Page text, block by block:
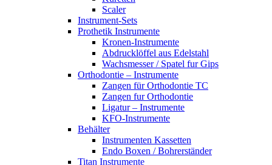
Scaler
Instrument-Sets
Prothetik Instrumente
Kronen-Instrumente
Abdrucklöffel aus Edelstahl
Wachsmesser / Spatel fur Gips
Orthodontie – Instrumente
Zangen für Orthodontie TC
Zangen fur Orthodontie
Ligatur – Instrumente
KFO-Instrumente
Behälter
Instrumenten Kassetten
Endo Boxen / Bohrerständer
Titan Instrumente